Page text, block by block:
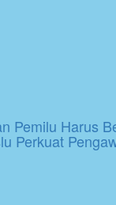
Pemilu Harus
Perkuat